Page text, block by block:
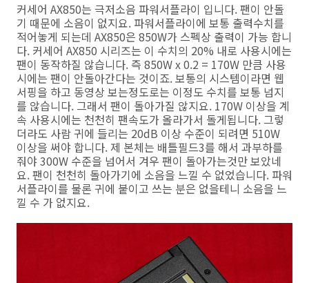
커세어 AX850는 극저소음 파워서플라이 입니다. 팬이 안돌
기 때문에 소음이 없지요. 파워서플라이에 보통 출력수치를
적어놓게 되는데 AX850은 850W가 스펙상 출력이 가능 합니
다. 커세어 AX850 시리즈는 이 수치의 20% 내로 사용시에는
팬이 동작하질 않습니다. 즉 850W x 0.2 = 170W 만큼 사용
시에는 팬이 안돌아간다는 것이죠. 보통의 시스템이라면 웹
서핑을 하고 동영상 보는정도로는 이정도 수치를 보통 넘지
를 않습니다. 그래서 팬이 돌아가질 않지요. 170W 이상을 계
속 사용시에는 천천히 팬속도가 올라가서 돌게됩니다. 그렇
더라도 사람 귀에 들리는 20dB 이상 수준이 되려면 510W
이상을 써야 합니다. 제 본체는 배틀필드3를 해서 과부하를
줘야 300W 수준을 넘어서 겨우 팬이 돌아가는것만 보았네
요. 팬이 천천히 돌아가기에 소음을 느낄 수 없었습니다. 파워
서플라이를 물론 귀에 붙이고 쓰는 분은 없을테니 소음을 느
낄 수 가 없지요.